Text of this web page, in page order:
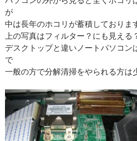
が
中は長年のホコリが蓄積しておりま
上の写真はフィルター？にも見える
デスクトップと違いノートパソコン
で
一般の方で分解清掃をやられる方は